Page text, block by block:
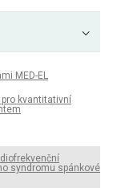
MED-EL
kvantitativní
syndromu spánkové